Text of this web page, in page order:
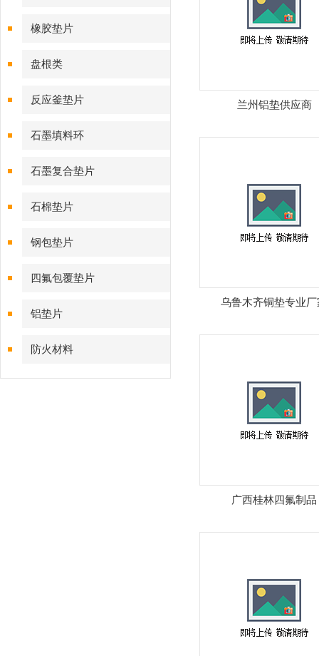
橡胶垫片
盘根类
反应釜垫片
石墨填料环
石墨复合垫片
石棉垫片
钢包垫片
四氟包覆垫片
铝垫片
防火材料
兰州铝垫供应商
乌鲁木齐铜垫专业厂
广西桂林四氟制品